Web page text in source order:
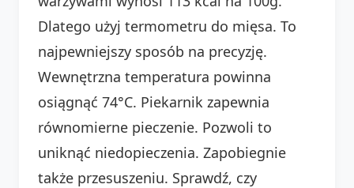
Dlatego użyj termometru do mięsa. To
najpewniejszy sposób na precyzję.
Wewnętrzna temperatura powinna
osiągnąć 74°C. Piekarnik zapewnia
równomierne pieczenie. Pozwoli to
uniknąć niedopieczenia. Zapobiegnie
także przesuszeniu. Sprawdź, czy